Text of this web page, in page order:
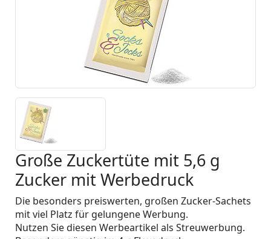
Große Zuckertüte mit 5,6 g
Zucker mit Werbedruck
Die besonders preiswerten, großen Zucker-Sachets
mit viel Platz für gelungene Werbung.
Nutzen Sie diesen Werbeartikel als Streuwerbung.